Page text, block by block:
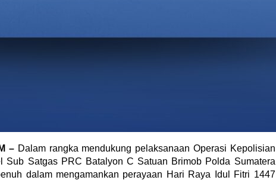
– Dalam rangka mendukung pelaksanaan Operasi Kepolisian
Sub Satgas PRC Batalyon C Satuan Brimob Polda Sumatera
dalam mengamankan perayaan Hari Raya Idul Fitri 1447